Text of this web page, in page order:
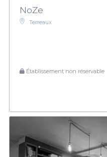
NoZe
Terreaux
Établissement non réservable